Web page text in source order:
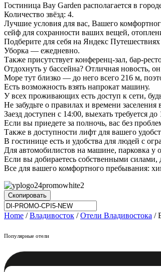
Гостиница Bay Garden располагается в
Количество звёзд: 4.
Лучшие условия для вас, Вашего
сейф для сохранности ваших вещей,
Подберите для себя на Яндекс
Уборка — ежедневно.
Также присутствует конференц-зал, бар-
Отдохнуть у бассейна? Отличная новость,
Море тут близко — до него всего 216 м,
Есть возможность взять напрокат машину.
У всех проживающих есть доступ к сети,
Не забудьте о правилах и времени заселения
Заезд доступен с 14:00, выехать требуется до
Если вы приедете за полночь, вас без
Также в доступности лифт для вашего
В гостинице есть и удобства для людей с
Для автомобилистов на машине, парковка у
Если вы добираетесь собственными силами,
Все для вашего комфортного пребывания:
Скопировать
Home /Владивосток /Отели Владивостока /
Популярные отели